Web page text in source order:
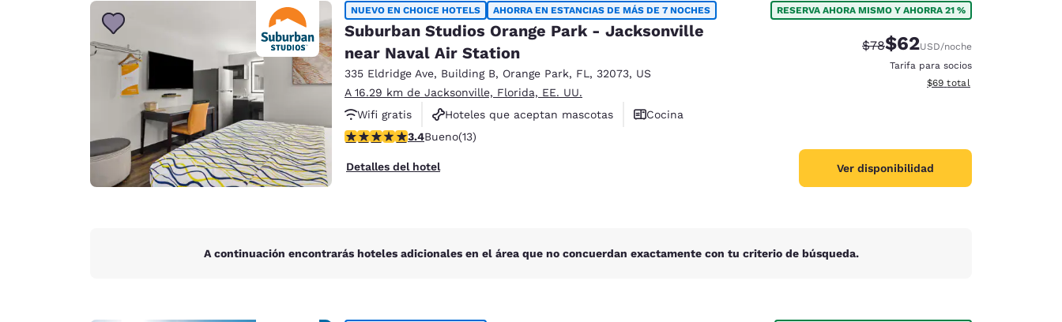
Español English
Europa
Deutschland Germany
English
Spain
English
Ireland
NUEVO EN CHOICE HOTELS AHORRA EN ESTANCIAS DE MÁS DE 7 NOCHES
Suburban Studios Orange Park - Jacksonville
near Naval Air Station
335 Eldridge Ave, Building B, Orange Park, FL , 32073, US
A 16.29 km de Jacksonville, Florida, EE. UU.
Wifi gratis
Hoteles que aceptan mascotas
Cocina
Calificación de 3.38 estrellas. Bueno. 13 reseñas
3.4Bueno(13)
Detalles del hotel
RESERVA AHORA MISMO Y AHORRA 21 %
Tarifa tachada:
$78Tarifa reducida:
$62USD/noche
Tarifa para socios
Ver detalles totales
$69 total
Ver disponibilidad
A continuación encontrarás hoteles adicionales en el área que no concuerdan exactamente con tu criterio de búsqueda.